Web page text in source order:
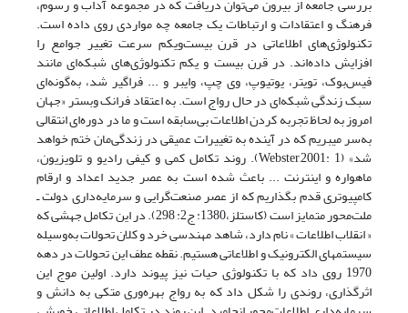
بررسی جامعه از بیرون می‌توان دریافت که در مجموعه آداب و رسوم،
فرهنگ و اعتقادات و ارتباطات یک جامعه چه مواردی روی داده است.
تکنولوژی‌های اطلاعاتی در قرن بیست‌و‌یکم سرعت تغییر جوامع را
افزایش داده‌اند. در قرن بیست و یکم تکنولوژی‌های شبکه‌ای مانند
فیس‌بوک، تویتر، یوتیوپ، وی چپ، وایبر و ... فراگیر شد، به‌گونه‌ای
سبک زندگی شبکه‌ای در حال رواج است. به اعتقاد فرانک وبستر «جهان
امروز به لحاظ تجربه کردن اطلاعات بی‌سابقه است و ما در دوره‌ای انتقالی
به‌سر می‏بریم که در آینده به تغییرات عمیقی در زندگی‌مان ختم خواهد
شد» (Webster,2001: 1). روند تکامل کمی و کیفی رادیو و تلویزیون،
ماهواره و اینترنت ... باعث شده است به عصر جدید اعداد و ارقام
کامپیوتری قدم بگذاریم که از عصر صنعت‌گرایی و سرمایه‌داری دولت ـ
ملت‌محور متمایز است (کاستلز،1380: ج2: 298). در این تکامل جهشی که
« انقلاب اطلاعات » نام دارد، شاهد مهندسی خرد و کلان تحولات به‌وسیله
سیستم‏های الکترونیک و اطلاعاتی هستیم. نقطه‌ عطف این تحولات در دهه‌
1970 روی داد که با تکنولوژی حیات نیز پیوند دارد. اولین موج این
اثرگذاری، روندی را شکل داد که به رواج بهره‌وری متکی به دانش و